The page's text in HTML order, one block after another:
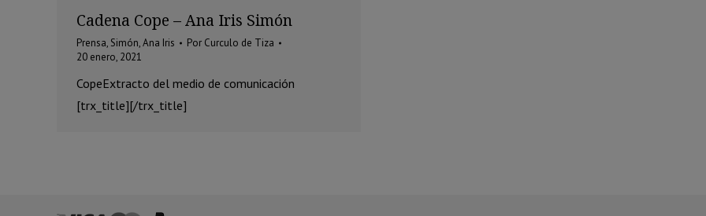
Cadena Cope – Ana Iris Simón
Prensa, Simón, Ana Iris Por Curculo de Tiza
20 enero, 2021
CopeExtracto del medio de comunicación
[trx_title][/trx_title]